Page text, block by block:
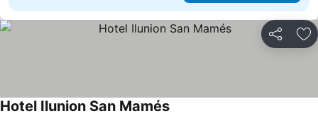
Partager
Hotel Ilunion San Mamés